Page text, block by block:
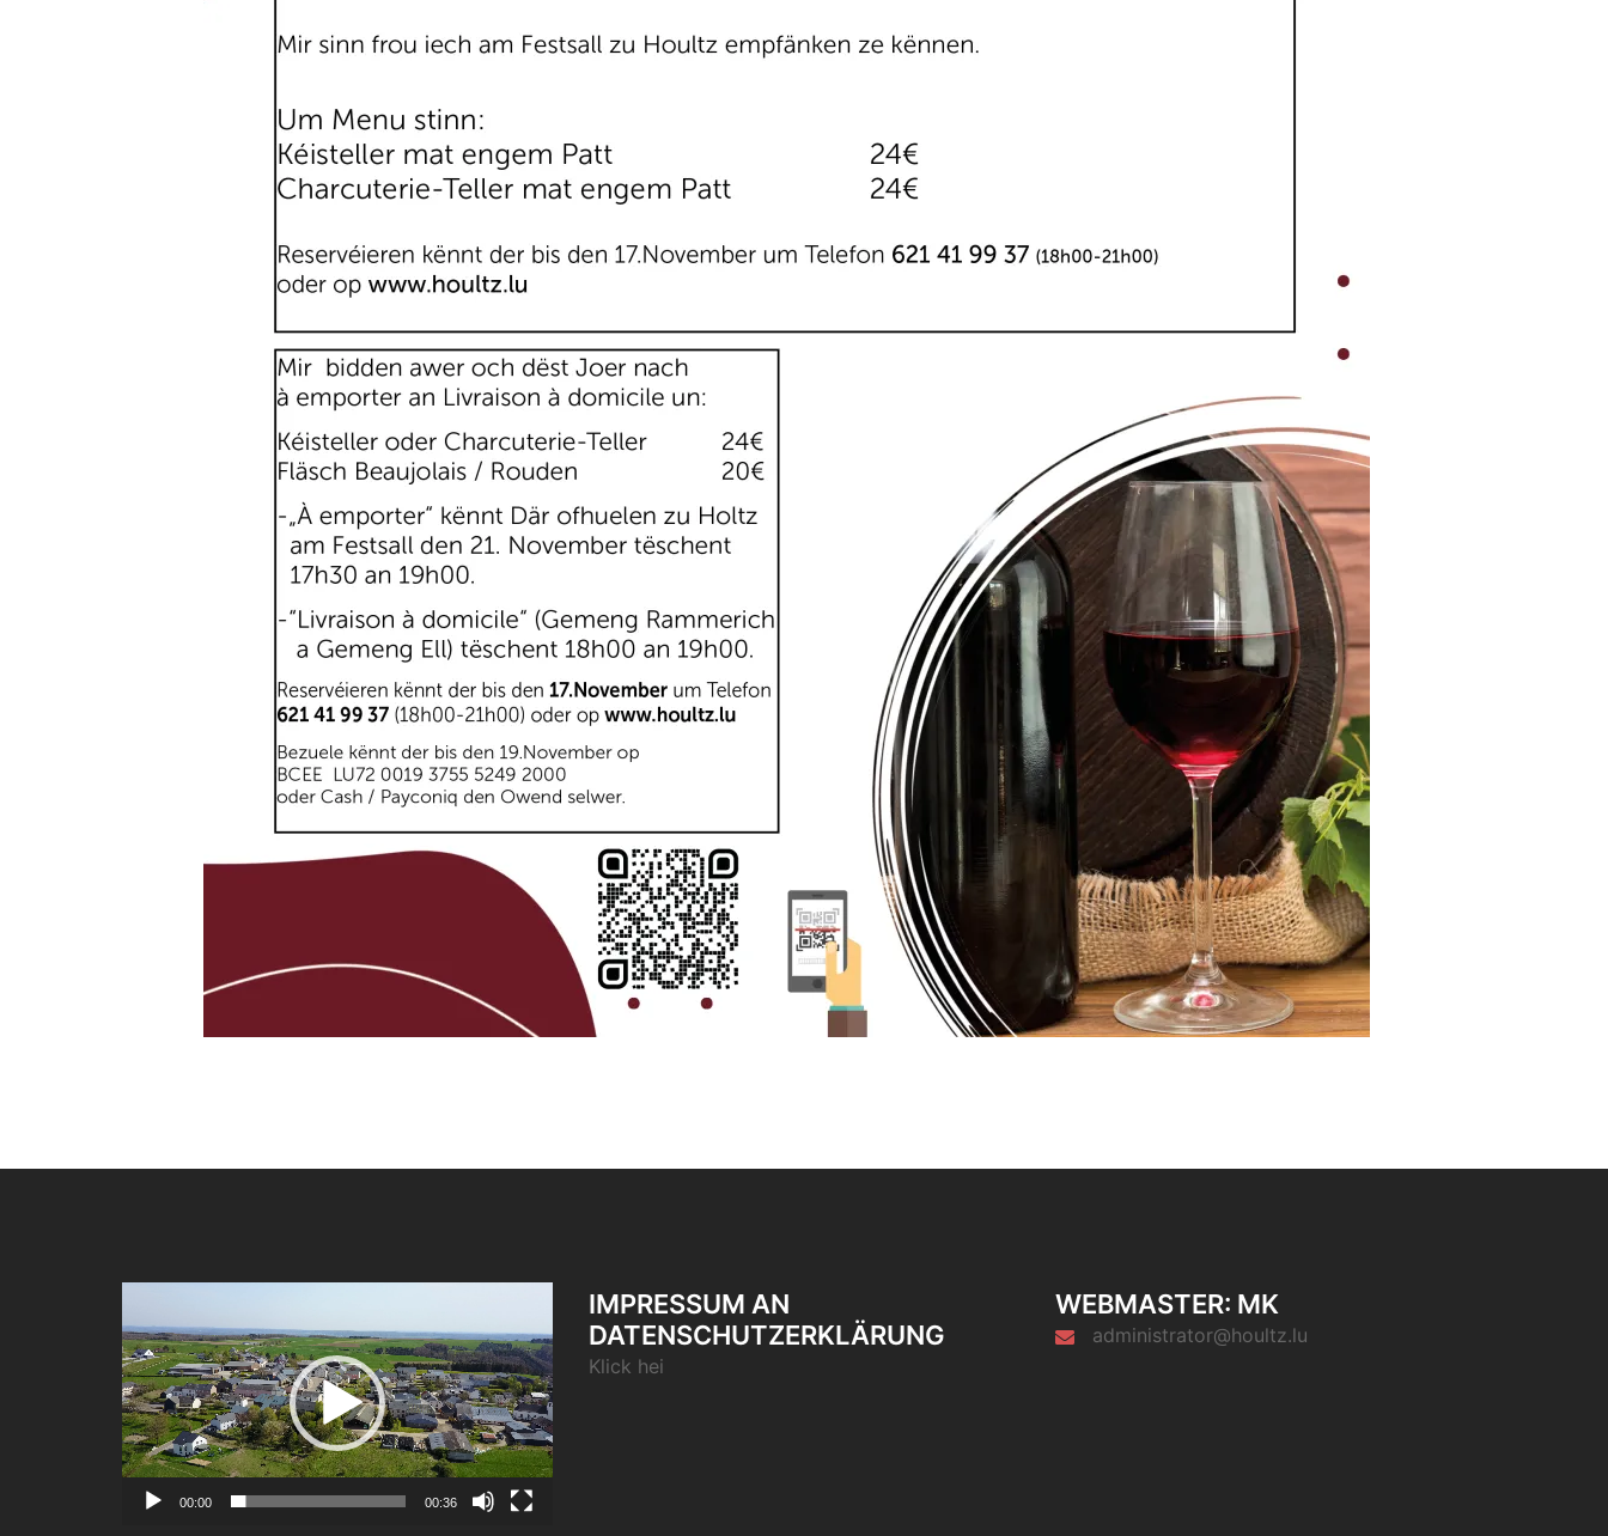
Player
00:00 00:36
IMPRESSUM AN
DATENSCHUTZERKLÄRUNG
Klick hei
WEBMASTER: MK
administrator@houltz.lu